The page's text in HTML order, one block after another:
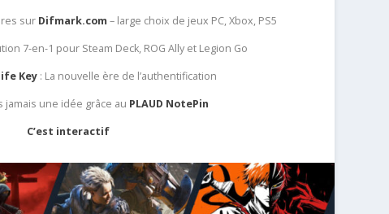
sur Difmark.com – large choix de jeux PC, Xbox, PS5
7-en-1 pour Steam Deck, ROG Ally et Legion Go
Key : La nouvelle ère de l’authentification
jamais une idée grâce au PLAUD NotePin
C’est interactif